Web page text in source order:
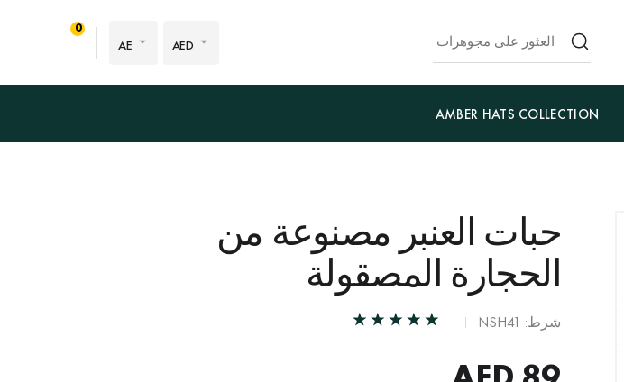
AED
AE
0
AMBER HATS COLLECTION
حبات العنبر مصنوعة من
الحجارة المصقولة
شرط: NSH41